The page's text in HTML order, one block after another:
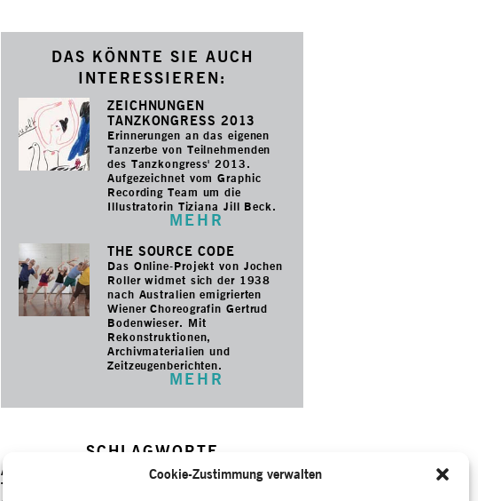
Cookie-Zustimmung verwalten
DAS KÖNNTE SIE AUCH
INTERESSIEREN:
ZEICHNUNGEN
TANZKONGRESS 2013
Erinnerungen an das eigenen
Tanzerbe von Teilnehmenden
des Tanzkongress' 2013.
Aufgezeichnet vom Graphic
Recording Team um die
Illustratorin Tiziana Jill Beck.
MEHR
THE SOURCE CODE
Das Online-Projekt von Jochen
Roller widmet sich der 1938
nach Australien emigrierten
Wiener Choreografin Gertrud
Bodenwieser. Mit
Rekonstruktionen,
Archivmaterialien und
Zeitzeugenberichten.
MEHR
SCHLAGWORTE
Aufzeichnung Ausdruckstanz–Der grüne
Tisch